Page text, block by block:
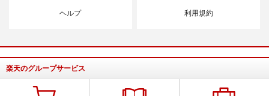
ヘルプ 利用規約
楽天のグループサービス